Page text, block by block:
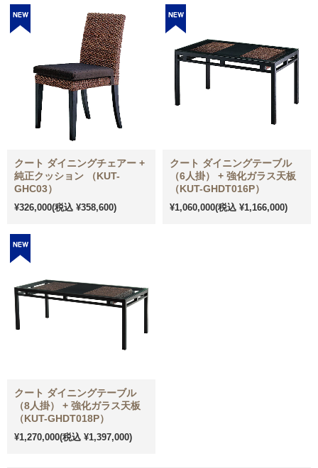
クート ダイニングチェアー +
純正クッション （KUT-
GHC03）
¥326,000(税込 ¥358,600)
クート ダイニングテーブル
（6人掛） + 強化ガラス天板
（KUT-GHDT016P）
¥1,060,000(税込 ¥1,166,000)
クート ダイニングテーブル
（8人掛） + 強化ガラス天板
（KUT-GHDT018P）
¥1,270,000(税込 ¥1,397,000)